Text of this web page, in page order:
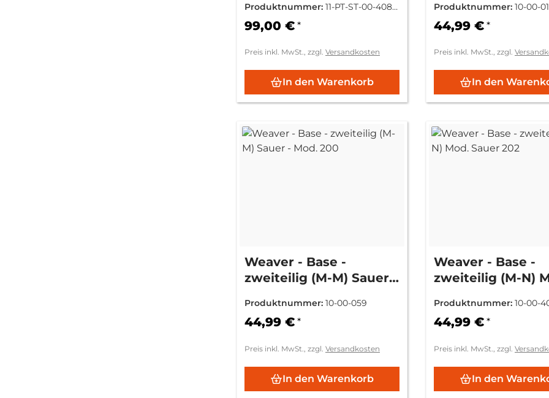
Vorneigung 20MOA
Produktnummer: 11-PT-ST-00-408-
20MOA
99,00 € *
Preis inkl. MwSt., zzgl. Versandkosten
In den Warenkorb
Produktnummer: 10-00-
44,99 €*
Preis inkl. MwSt., zzgl.
In den
Weaver - Base -
zweiteilig (M-M) Sauer -
Produktnummer: 10-00-059
44,99 € *
Preis inkl. MwSt., zzgl. Versandkosten
In den Warenkorb
Weaver - Base -
zweiteilig (M-N)
Produktnummer: 10-00-
44,99 €*
Preis inkl. MwSt., zzgl.
In den